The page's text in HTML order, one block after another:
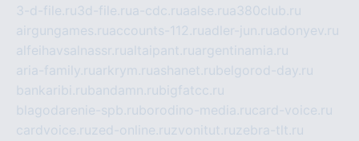
3-d-file.ru3d-file.rua-cdc.ruaalse.rua380club.ru
airgungames.ruaccounts-112.ruadler-jun.ruadonyev.ru
alfeihavsalnassr.rualtaipant.ruargentinamia.ru
aria-family.ruarkrym.ruashanet.rubelgorod-day.ru
bankaribi.rubandamn.rubigfatcc.ru
blagodarenie-spb.ruborodino-media.rucard-voice.ru
cardvoice.ruzed-online.ruzvonitut.ruzebra-tlt.ru